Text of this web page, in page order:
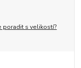
poradit s velikostí?